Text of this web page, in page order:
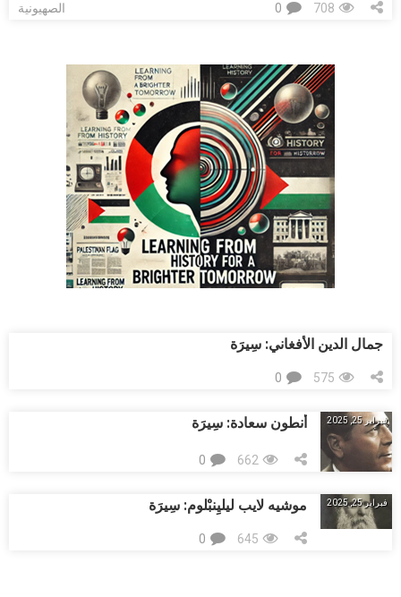
الصهيونية 708
0
جمال الدين الأفغاني: سِيرَة
575
0
فبراير 25, 2025 أنطون سعادة: ﺳِﻴﺮَﺓ
662
0
فبراير 25, 2025 موشيه لايب ليليِنبْلوم: ﺳِﻴﺮَﺓ
645
0